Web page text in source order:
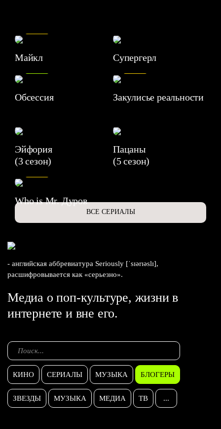
Майкл Супергерл
Обсессия
7.1
Закулисье реальности
Эйфория
(3 сезон)
Пацаны
(5 сезон)
Who is Mr. Дуров
ВСЕ СЕРИАЛЫ
- английская аббревиатура Seriously [ˈsɪərɪəslɪ],
расшифровывается как «серьезно».
Медиа о поп-культуре, жизни в
интернете и вне его.
КИНО СЕРИАЛЫ МУЗЫКА БЛОГЕРЫ
ЗВЕЗДЫ МУЗЫКА МЕДИА ТВ ...